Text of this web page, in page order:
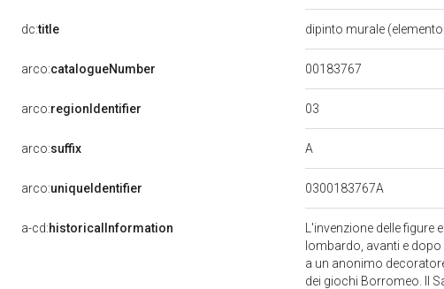
dc:title dipinto murale
arco:catalogueNumber 00183767
arco:regionIdentifier 03
arco:suffix A
arco:uniqueIdentifier 0300183767A
a-cd:historicalInformation
L'invenzione delle
lombardo, avanti e
a un anonimo
dei giochi Borromeo. Il